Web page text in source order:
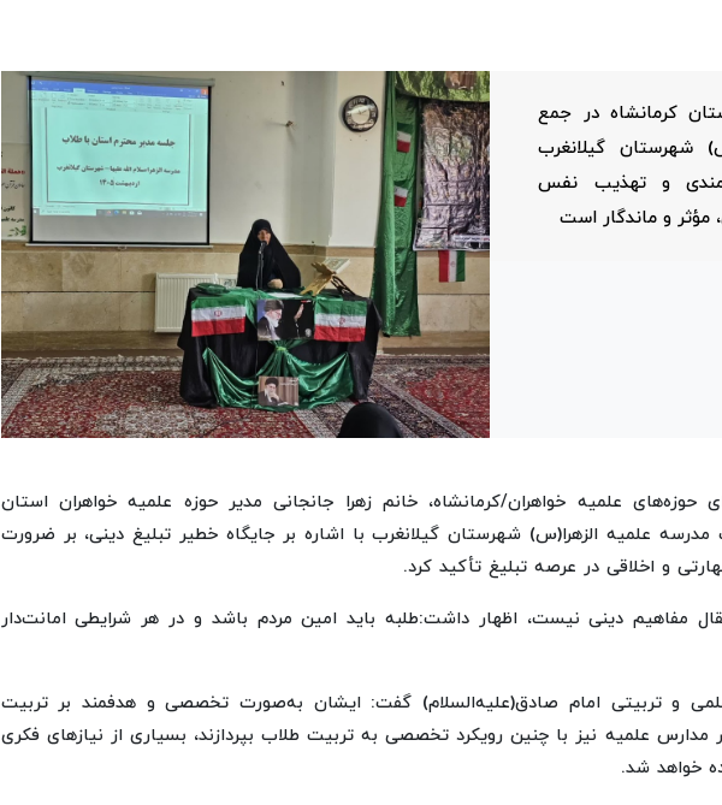
کرمانشاه در جمع
شهرستان گیلانغرب
و تهذیب نفس
و ماندگار است
حوزه‌های علمیه خواهران/کرمانشاه، خانم زهرا جانجانی مدیر حوزه علمیه خواهران استان
علمیه الزهرا(س) شهرستان گیلانغرب با اشاره بر جایگاه خطیر تبلیغ دینی، بر ضرورت
و اخلاقی در عرصه تبلیغ تأکید کرد.
مفاهیم دینی نیست، اظهار داشت:طلبه باید امین مردم باشد و در هر شرایطی امانت‌دار
و تربیتی امام صادق(علیه‌السلام) گفت: ایشان به‌صورت تخصصی و هدفمند بر تربیت
مدارس علمیه نیز با چنین رویکرد تخصصی به تربیت طلاب بپردازند، بسیاری از نیازهای فکری
خواهد شد.